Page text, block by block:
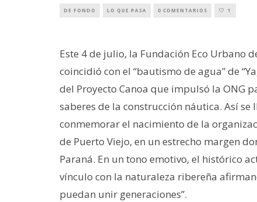
DE FONDO LO QUE PASA 0 COMENTARIOS 1
Este 4 de julio, la Fundación Eco Urbano
coincidió con el “bautismo de agua” de
del Proyecto Canoa que impulsó la ONG
saberes de la construcción náutica. Así
conmemorar el nacimiento de la
de Puerto Viejo, en un estrecho margen
Paraná. En un tono emotivo, el histórico
vínculo con la naturaleza ribereña
puedan unir generaciones”.